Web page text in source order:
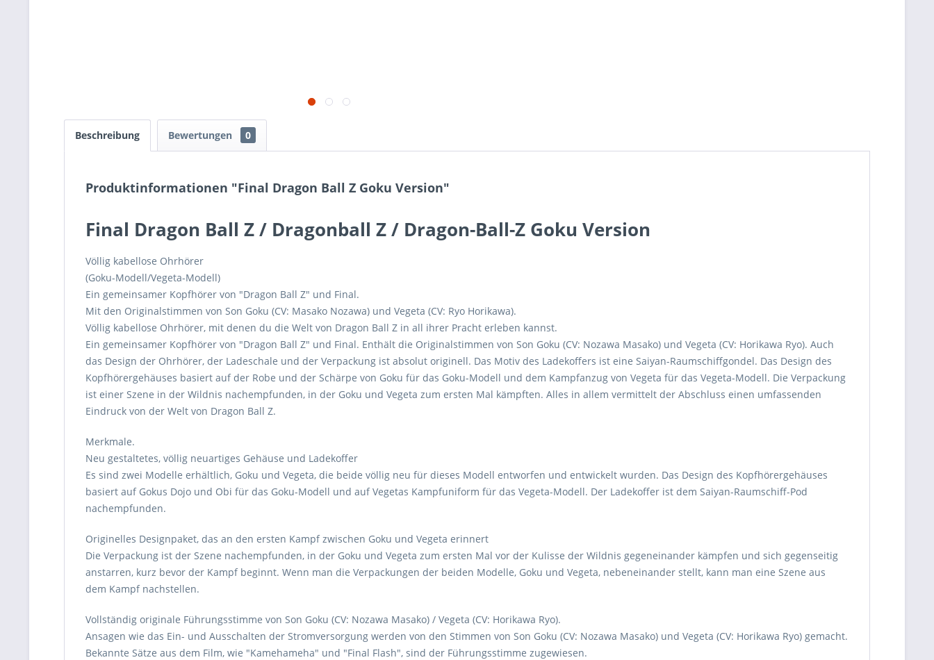
Beschreibung Bewertungen 0
Produktinformationen "Final Dragon Ball Z Goku Version"
Final Dragon Ball Z / Dragonball Z / Dragon-Ball-Z Goku Version
Völlig kabellose Ohrhörer
(Goku-Modell/Vegeta-Modell)
Ein gemeinsamer Kopfhörer von "Dragon Ball Z" und Final.
Mit den Originalstimmen von Son Goku (CV: Masako Nozawa) und Vegeta (CV: Ryo Horikawa).
Völlig kabellose Ohrhörer, mit denen du die Welt von Dragon Ball Z in all ihrer Pracht erleben kannst.
Ein gemeinsamer Kopfhörer von "Dragon Ball Z" und Final. Enthält die Originalstimmen von Son Goku (CV: Nozawa Masako) und Vegeta (CV: Horikawa Ryo). Auch
das Design der Ohrhörer, der Ladeschale und der Verpackung ist absolut originell. Das Motiv des Ladekoffers ist eine Saiyan-Raumschiffgondel. Das Design des
Kopfhörergehäuses basiert auf der Robe und der Schärpe von Goku für das Goku-Modell und dem Kampfanzug von Vegeta für das Vegeta-Modell. Die Verpackung
ist einer Szene in der Wildnis nachempfunden, in der Goku und Vegeta zum ersten Mal kämpften. Alles in allem vermittelt der Abschluss einen umfassenden
Eindruck von der Welt von Dragon Ball Z.
Merkmale.
Neu gestaltetes, völlig neuartiges Gehäuse und Ladekoffer
Es sind zwei Modelle erhältlich, Goku und Vegeta, die beide völlig neu für dieses Modell entworfen und entwickelt wurden. Das Design des Kopfhörergehäuses
basiert auf Gokus Dojo und Obi für das Goku-Modell und auf Vegetas Kampfuniform für das Vegeta-Modell. Der Ladekoffer ist dem Saiyan-Raumschiff-Pod
nachempfunden.
Originelles Designpaket, das an den ersten Kampf zwischen Goku und Vegeta erinnert
Die Verpackung ist der Szene nachempfunden, in der Goku und Vegeta zum ersten Mal vor der Kulisse der Wildnis gegeneinander kämpfen und sich gegenseitig
anstarren, kurz bevor der Kampf beginnt. Wenn man die Verpackungen der beiden Modelle, Goku und Vegeta, nebeneinander stellt, kann man eine Szene aus
dem Kampf nachstellen.
Vollständig originale Führungsstimme von Son Goku (CV: Nozawa Masako) / Vegeta (CV: Horikawa Ryo).
Ansagen wie das Ein- und Ausschalten der Stromversorgung werden von den Stimmen von Son Goku (CV: Nozawa Masako) und Vegeta (CV: Horikawa Ryo) gemacht.
Bekannte Sätze aus dem Film, wie "Kamehameha" und "Final Flash", sind der Führungsstimme zugewiesen.